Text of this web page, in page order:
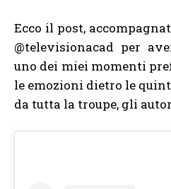
Ecco il post,
@televisionacad per
uno dei miei momenti
le emozioni dietro le
da tutta la troupe, gli